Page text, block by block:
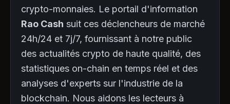
crypto-monnaies. Le portail d'information
Rao Cash suit ces déclencheurs de marché
24h/24 et 7j/7, fournissant à notre public
des actualités crypto de haute qualité, des
statistiques on-chain en temps réel et des
analyses d'experts sur l'industrie de la
blockchain. Nous aidons les lecteurs à